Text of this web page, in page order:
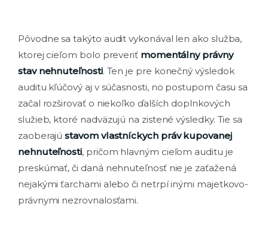
Pôvodne sa takýto audit vykonával len ako služba,
ktorej cieľom bolo preveriť momentálny právny
stav nehnuteľnosti. Ten je pre konečný výsledok
auditu kľúčový aj v súčasnosti, no postupom času sa
začal rozširovať o niekoľko ďalších doplnkových
služieb, ktoré nadväzujú na zistené výsledky. Tie sa
zaoberajústavom vlastníckych práv kupovanej
nehnuteľnosti, pričom hlavným cieľom auditu je
preskúmať, či daná nehnuteľnosť nie je zaťažená
nejakými ťarchami alebo či netrpí inými majetkovo-
právnymi nezrovnalosťami.